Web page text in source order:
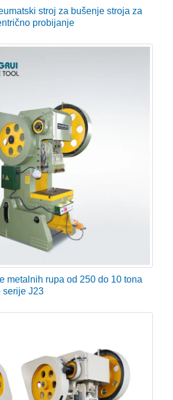
stroj za bušenje stroja za
probijanje
metalnih rupa od 250 do 10 tona
serije J23